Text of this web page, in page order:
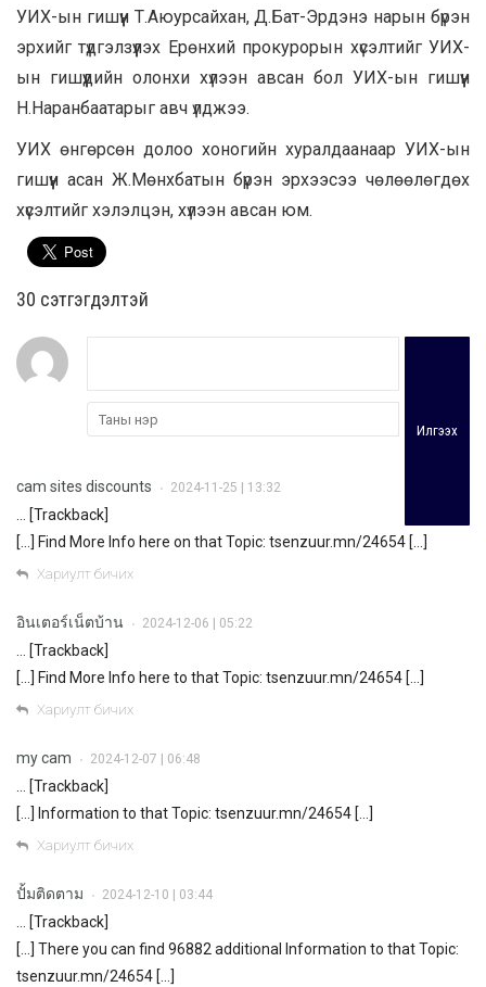
УИХ-ын гишүүн Т.Аюурсайхан, Д.Бат-Эрдэнэ нарын бүрэн
эрхийг түдгэлзүүлэх Ерөнхий прокурорын хүсэлтийг УИХ-
ын гишүүдийн олонхи хүлээн авсан бол УИХ-ын гишүүн
Н.Наранбаатарыг авч үлджээ.
УИХ өнгөрсөн долоо хоногийн хуралдаанаар УИХ-ын
гишүүн асан Ж.Мөнхбатын бүрэн эрхээсээ чөлөөлөгдөх
хүсэлтийг хэлэлцэн, хүлээн авсан юм.
30 cэтгэгдэлтэй
Илгээх
cam sites discounts • 2024-11-25 | 13:32
… [Trackback]
[…] Find More Info here on that Topic: tsenzuur.mn/24654 […]
Хариулт бичих
อินเตอร์เน็ตบ้าน • 2024-12-06 | 05:22
… [Trackback]
[…] Find More Info here to that Topic: tsenzuur.mn/24654 […]
Хариулт бичих
my cam • 2024-12-07 | 06:48
… [Trackback]
[…] Information to that Topic: tsenzuur.mn/24654 […]
Хариулт бичих
ปั้มติดตาม • 2024-12-10 | 03:44
… [Trackback]
[…] There you can find 96882 additional Information to that Topic:
tsenzuur.mn/24654 […]